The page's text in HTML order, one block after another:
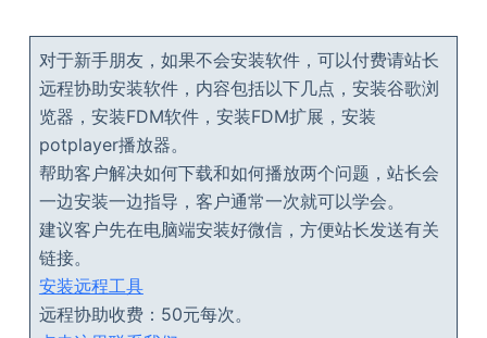
对于新手朋友，如果不会安装软件，可以付费请站长
远程协助安装软件，内容包括以下几点，安装谷歌浏
览器，安装FDM软件，安装FDM扩展，安装
potplayer播放器。
帮助客户解决如何下载和如何播放两个问题，站长会
一边安装一边指导，客户通常一次就可以学会。
建议客户先在电脑端安装好微信，方便站长发送有关
链接。
安装远程工具
远程协助收费：50元每次。